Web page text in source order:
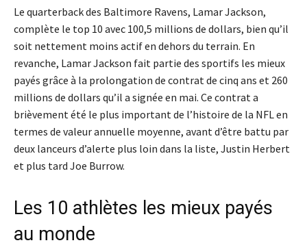
Le quarterback des Baltimore Ravens, Lamar Jackson,
complète le top 10 avec 100,5 millions de dollars, bien qu’il
soit nettement moins actif en dehors du terrain. En
revanche, Lamar Jackson fait partie des sportifs les mieux
payés grâce à la prolongation de contrat de cinq ans et 260
millions de dollars qu’il a signée en mai. Ce contrat a
brièvement été le plus important de l’histoire de la NFL en
termes de valeur annuelle moyenne, avant d’être battu par
deux lanceurs d’alerte plus loin dans la liste, Justin Herbert
et plus tard Joe Burrow.
Les 10 athlètes les mieux payés
au monde